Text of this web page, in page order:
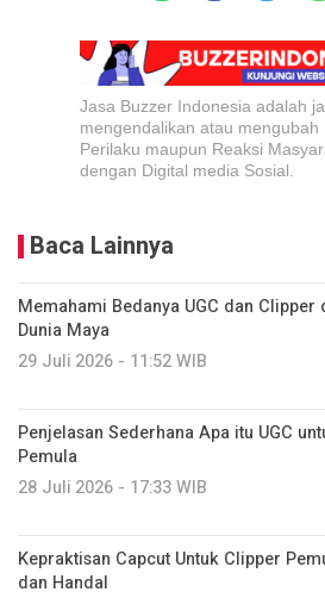
Jasa Buzzer Indonesia adalah
mengendalikan atau mengubah
Perilaku maupun Reaksi
dengan Digital media Sosial.
Baca Lainnya
Memahami Bedanya UGC dan Clipper
Dunia Maya
29 Juli 2026 - 11:52 WIB
Penjelasan Sederhana Apa itu UGC
Pemula
28 Juli 2026 - 17:33 WIB
Kepraktisan Capcut Untuk Clipper
dan Handal